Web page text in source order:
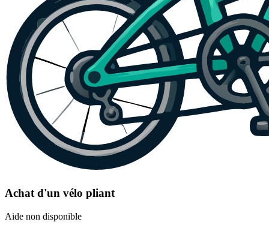
Achat d'un vélo pliant
Aide non disponible